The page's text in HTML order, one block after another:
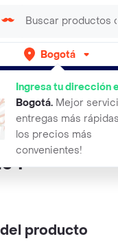
Bogotá
Ingresa tu dirección
Bogotá. Mejor
entregas más
los precios más
convenientes!
gratis por semanas
Base
1
producto